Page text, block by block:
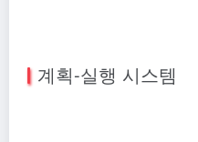
계획-실행 시스템